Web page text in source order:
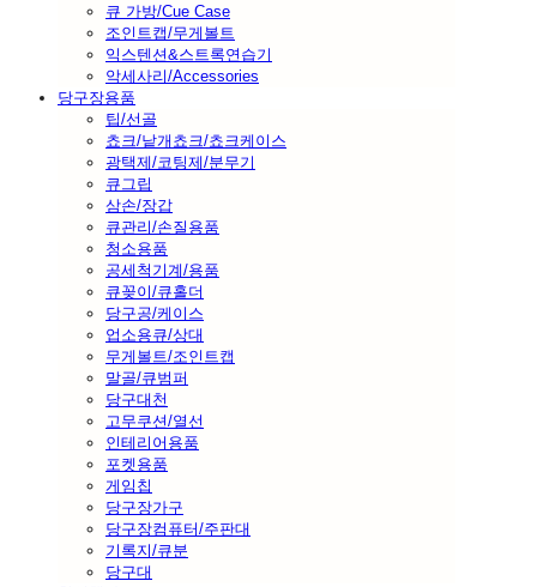
큐 가방/Cue Case
조인트캡/무게볼트
익스텐션&스트록연습기
악세사리/Accessories
당구장용품
팁/선골
쵸크/낱개쵸크/쵸크케이스
광택제/코팅제/분무기
큐그립
삼손/장갑
큐관리/손질용품
청소용품
공세척기계/용품
큐꽂이/큐홀더
당구공/케이스
업소용큐/상대
무게볼트/조인트캡
말골/큐범퍼
당구대천
고무쿠션/열선
인테리어용품
포켓용품
게임칩
당구장가구
당구장컴퓨터/주판대
기록지/큐분
당구대